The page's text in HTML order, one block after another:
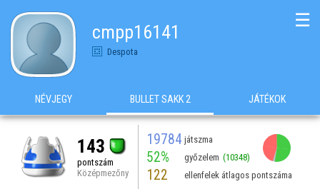
cmpp16141
Despota
☰
NÉVJEGY BULLET SAKK 2 JÁTÉKOK
143
pontszám
Középmezőny
19784 játszma
52% győzelem (10348)
122 ellenfelek átlagos pontszáma